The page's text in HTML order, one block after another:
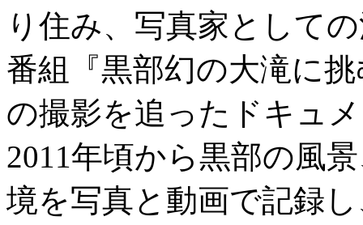
り住み、写真家として
番組『黒部幻の大滝に
の撮影を追ったドキュ
2011年頃から黒部の風
境を写真と動画で記録